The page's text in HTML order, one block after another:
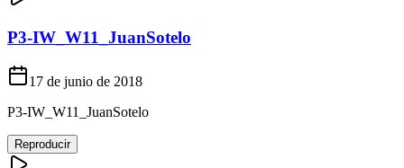
P3-IW_W11_JuanSotelo
17 de junio de 2018
P3-IW_W11_JuanSotelo
Reproducir